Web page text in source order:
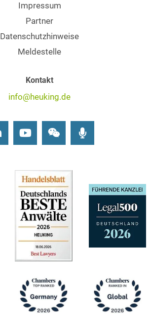
Impressum
Partner
Datenschutzhinweise
Meldestelle
Kontakt
info@heuking.de
LinkedInYoutubeWechat